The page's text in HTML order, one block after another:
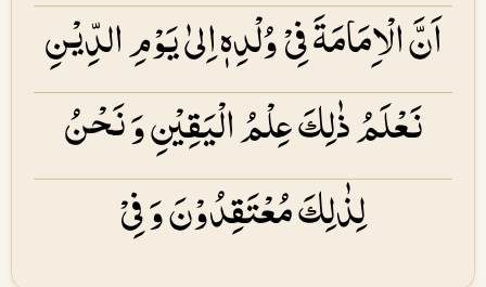
اَنَّ الْاِمَامَۃَ فِیْ وُلْدِهٖ اِلیٰ یَوْمِ الدِّیْنِ
نَعْلَمُ ذٰلِكَ عِلْمُ الْیَقِیْنِ وَ نَحْنُ
لِذٰلِكَ مُعْتَقِدُوْنَ وَ فِیْ